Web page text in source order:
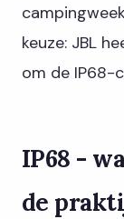
keuze: JBL
om de IP68-
IP68 -
de